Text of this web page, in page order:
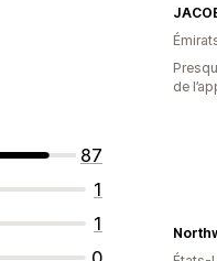
87
1
1
de